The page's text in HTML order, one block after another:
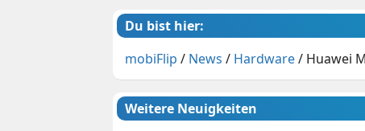
Du bist hier:
mobiFlip / News / Hardware/ Huawei
Weitere Neuigkeiten